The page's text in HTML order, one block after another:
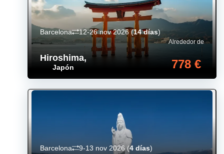
Hiroshima,
Japón
Alrededor de
778 €
Barcelona 12-26 nov 2026(14 días)
Barcelona 9-13 nov 2026(4 días)